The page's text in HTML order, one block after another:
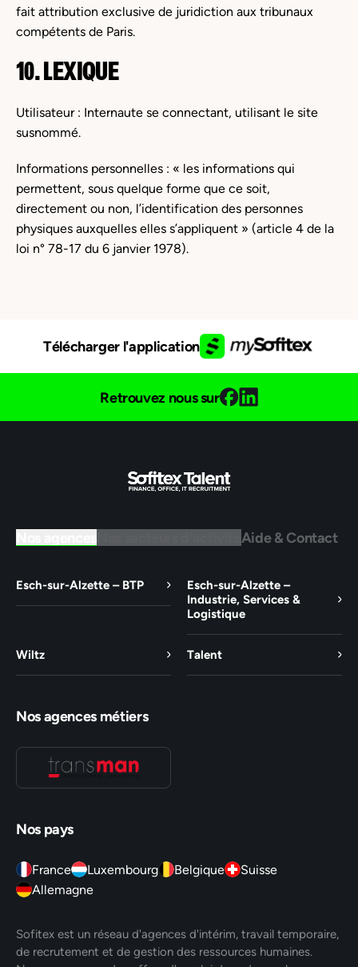
fait attribution exclusive de juridiction aux tribunaux
compétents de Paris.
10. LEXIQUE
Utilisateur : Internaute se connectant, utilisant le site
susnommé.
Informations personnelles : « les informations qui
permettent, sous quelque forme que ce soit,
directement ou non, l’identification des personnes
physiques auxquelles elles s’appliquent » (article 4 de la
loi n° 78-17 du 6 janvier 1978).
Télécharger l'application
Retrouvez nous sur
Aide & Contact
Esch-sur-Alzette – BTP
Esch-sur-Alzette –
Industrie, Services &
Logistique
Wiltz Talent
Nos agences métiers
Nos pays
France Luxembourg Belgique
Suisse
Allemagne
Sofitex est un réseau d'agences d'intérim, travail temporaire,
de recrutement et de gestion des ressources humaines.